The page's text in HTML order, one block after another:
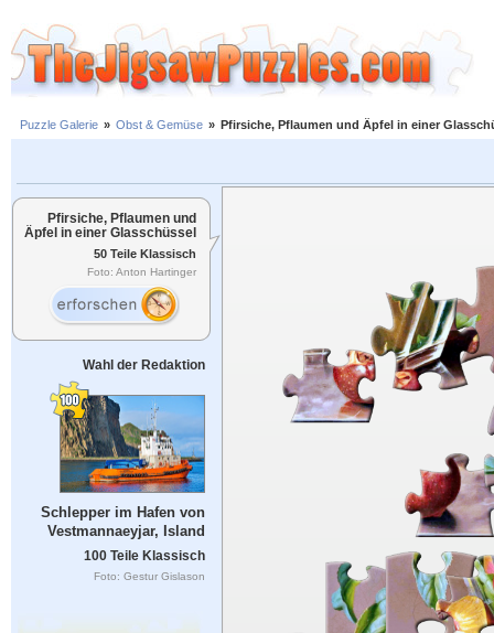
Puzzle Galerie » Obst & Gemüse » Pfirsiche, Pflaumen und Äpfel in einer
Pfirsiche, Pflaumen und
Äpfel in einer Glasschüssel
50 Teile Klassisch
Foto: Anton Hartinger
Wahl der Redaktion
Schlepper im Hafen von
Vestmannaeyjar, Island
100 Teile Klassisch
Foto: Gestur Gislason